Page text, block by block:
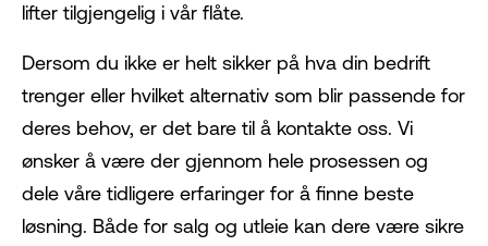
lifter tilgjengelig i vår flåte.
Dersom du ikke er helt sikker på hva din bedrift
trenger eller hvilket alternativ som blir passende for
deres behov, er det bare til å kontakte oss. Vi
ønsker å være der gjennom hele prosessen og
dele våre tidligere erfaringer for å finne beste
løsning. Både for salg og utleie kan dere være sikre